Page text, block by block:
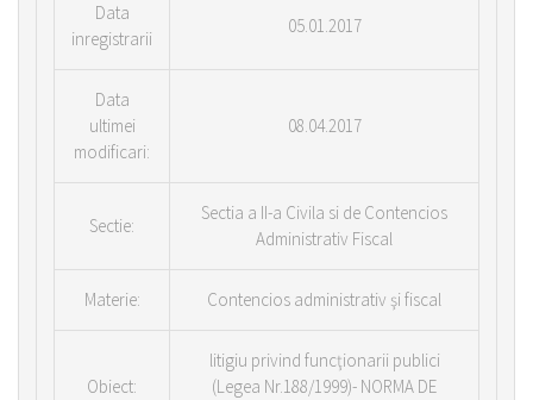
Data
inregistrarii
05.01.2017
Data
ultimei
modificari:
08.04.2017
Sectie:
Sectia a II-a Civila si de Contencios
Administrativ Fiscal
Materie: Contencios administrativ şi fiscal
Obiect:
litigiu privind funcţionarii publici
(Legea Nr.188/1999)- NORMA DE